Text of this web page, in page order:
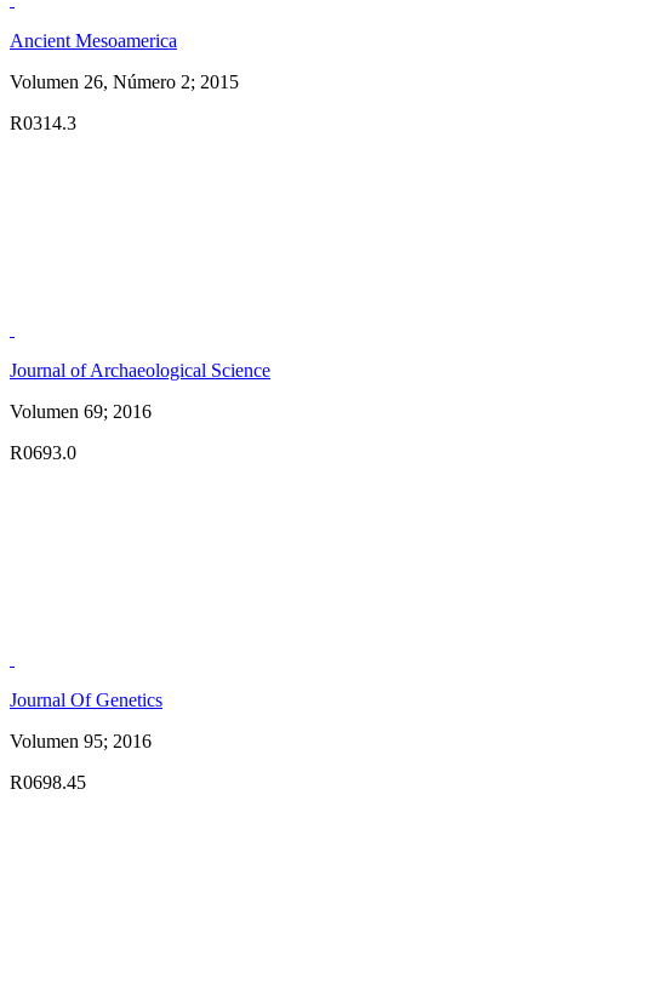
Ancient Mesoamerica
Volumen 26, Número 2; 2015
R0314.3
Journal of Archaeological Science
Volumen 69; 2016
R0693.0
Journal Of Genetics
Volumen 95; 2016
R0698.45